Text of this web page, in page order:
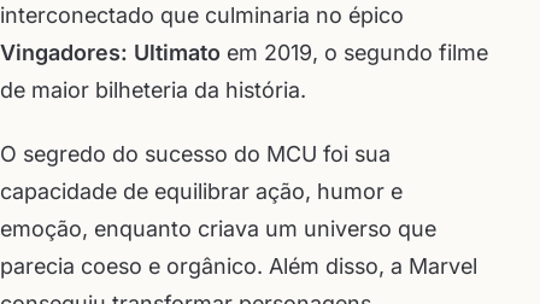
interconectado que culminaria no épico
Vingadores: Ultimato em 2019, o segundo filme
de maior bilheteria da história.
O segredo do sucesso do MCU foi sua
capacidade de equilibrar ação, humor e
emoção, enquanto criava um universo que
parecia coeso e orgânico. Além disso, a Marvel